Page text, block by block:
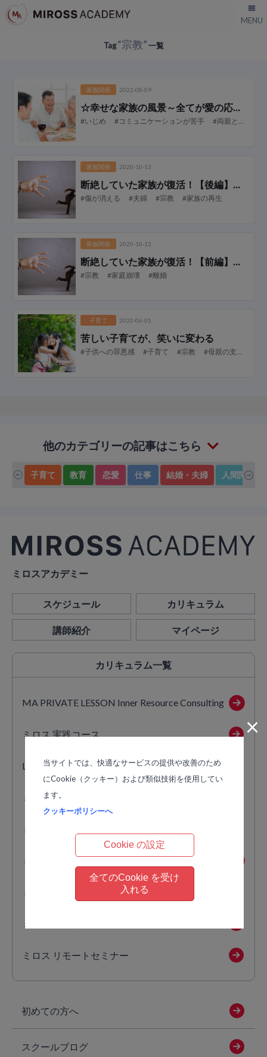
Tag“宗教”一覧
家族関係 2022-08-09
☆幸せな家族の風景～全てが愛の応援歌！～
#いじめ #コミュニケーションが苦手 #両親との関係性
家族関係 2020-10-13
断絶していた家族が復活！【後編】
～なぜ
#傷が消える #夫婦 #宗教 #家族の再生
家族関係 2020-10-13
断絶していた家族が復活！【前編】
～なぜ
#宗教 #家庭崩壊 #離婚
子育て 2020-06-05
苦しい子育てが、笑いに変わる
#子供への罪悪感 #子育て #宗教 #母親の支配
他のカテゴリーの記事はこちら
子育て 教育 恋愛 仕事 結婚・夫婦 人間関係
ミロスアカデミー
スケジュール カリキュラム
講師紹介 マイページ
カリキュラム一覧
MA PRIVATE LESSON Inner Resource Consulting
ミロス 実践コース
Lifeコース
ミロス 体感講座
ミロス 集中講座
ミロス カウンセリング
ミロス ペアカウンセリング
ミロス セミナー
ミロス リモートセミナー
初めての方へ
スクールブログ
×
当サイトでは、快適なサービスの提供や改善のため
にCookie（クッキー）および類似技術を使用してい
ます。
クッキーポリシーへ
Cookie の設定
全てのCookie を受け
入れる